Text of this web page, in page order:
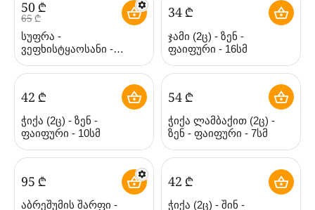
‍50‍₾
‍65‍₾
სუფრა -
ვეფხისტყაოსანი -
‍34‍₾
ჯამი (2ც) - ზენ -
ფაიფური - 16სმ
‍42‍ ₾
ჭიქა (2ც) - ზენ -
ფაიფური - 10სმ
‍54‍ ₾
ჭიქა ლამბაქით (2ც) -
ზენ - ფაიფური - 7სმ
‍95‍ ₾
აბრეშუმის შარფი -
‍42‍ ₾
ჭიქა (2ც) - შინ -